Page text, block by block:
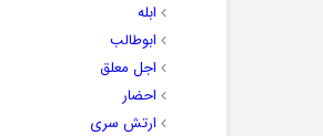
ابله
ابوطالب
اجل معلق
احضار
ارتش سری